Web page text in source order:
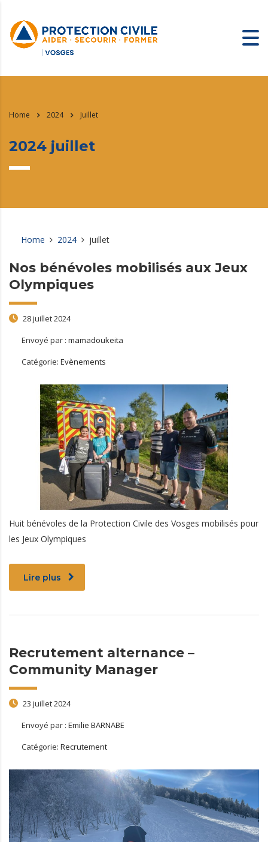
Home 2024 Juillet
2024 juillet
Home 2024 juillet
Nos bénévoles mobilisés aux Jeux
Olympiques
28 juillet 2024
Envoyé par : mamadoukeita
Catégorie: Evènements
Huit bénévoles de la Protection Civile des Vosges mobilisés pour
les Jeux Olympiques
Lire plus
Recrutement alternance –
Community Manager
23 juillet 2024
Envoyé par : Emilie BARNABE
Catégorie: Recrutement